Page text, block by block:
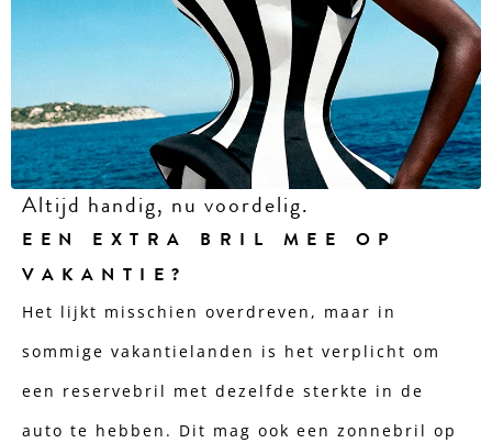
Altijd handig, nu voordelig.
EEN EXTRA BRIL MEE OP
VAKANTIE?
Het lijkt misschien overdreven, maar in
sommige vakantielanden is het verplicht om
een reservebril met dezelfde sterkte in de
auto te hebben. Dit mag ook een zonnebril op